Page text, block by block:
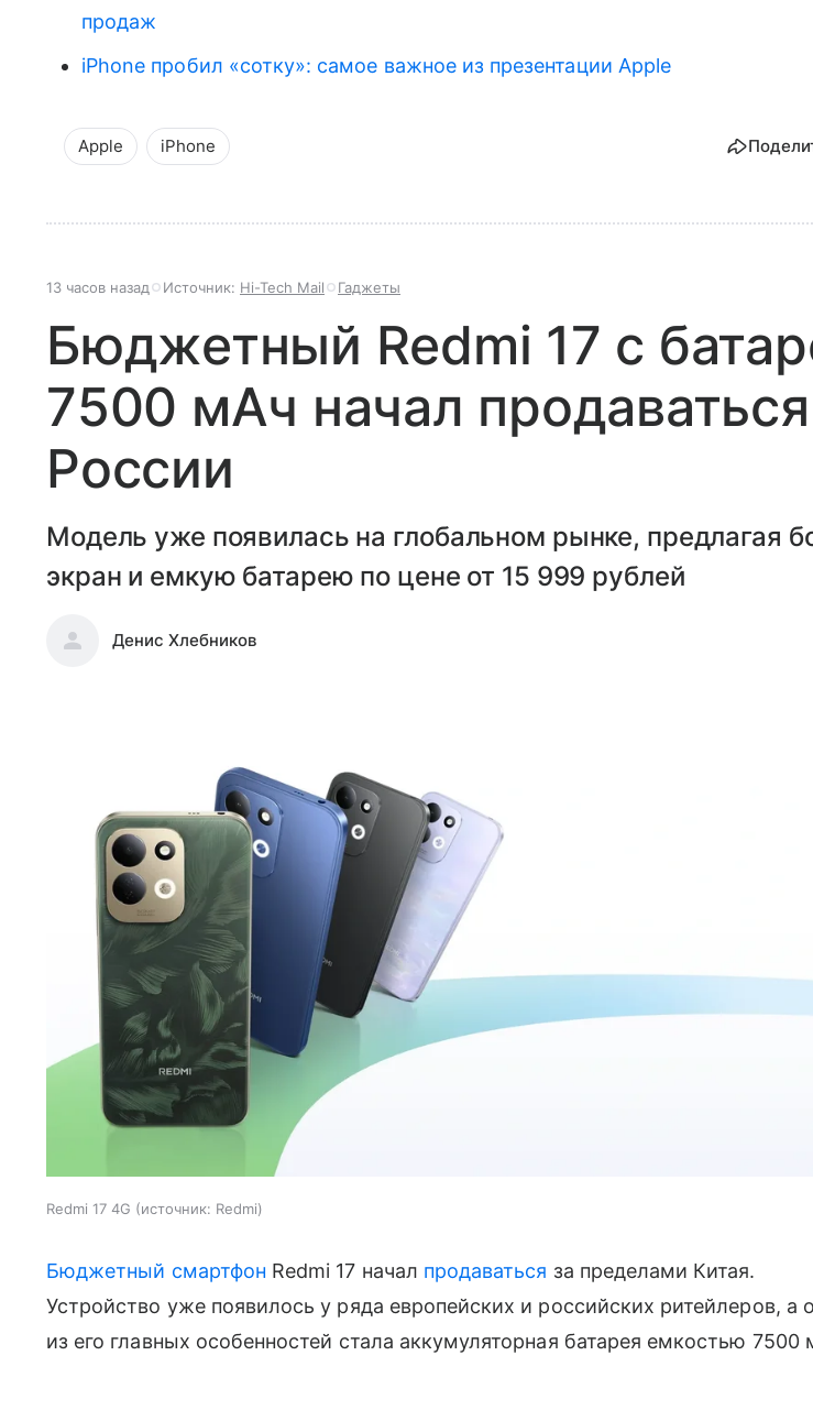
продаж
iPhone пробил «сотку»: самое важное из презентации Apple
Apple iPhone
13 часов назад Источник: Hi-Tech Mail Гаджеты
Бюджетный Redmi 17 с
7500 мАч начал
России
Модель уже появилась на глобальном рынке, предлагая
экран и емкую батарею по цене от 15 999 рублей
Денис Хлебников
Redmi 17 4G источник: Redmi
Бюджетный смартфон Redmi 17 начал продаваться за пределами Китая.
Устройство уже появилось у ряда европейских и российских ритейлеров, а
из его главных особенностей стала аккумуляторная батарея емкостью 7500